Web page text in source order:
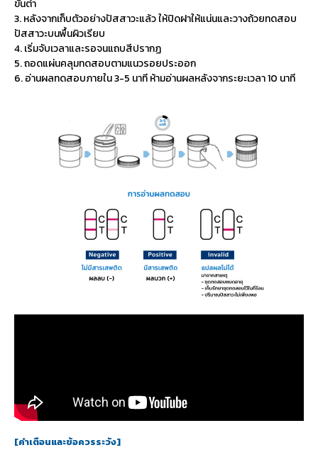
ขั้นต่ำ
3. หลังจากเก็บตัวอย่างปัสสาวะแล้ว ให้ปิดฝาให้แน่นและวางถ้วยทดสอบ
ปัสสาวะบนพื้นผิวเรียบ
4. เริ่มจับเวลาและรอจนแถบสีปรากฏ
5. ถอดแผ่นคลุมทดสอบตามแนวรอยประออก
6. อ่านผลทดสอบภายใน 3-5 นาที ห้ามอ่านผลหลังจากระยะเวลา 10 นาที
[คำเตือนและข้อควรระวัง]